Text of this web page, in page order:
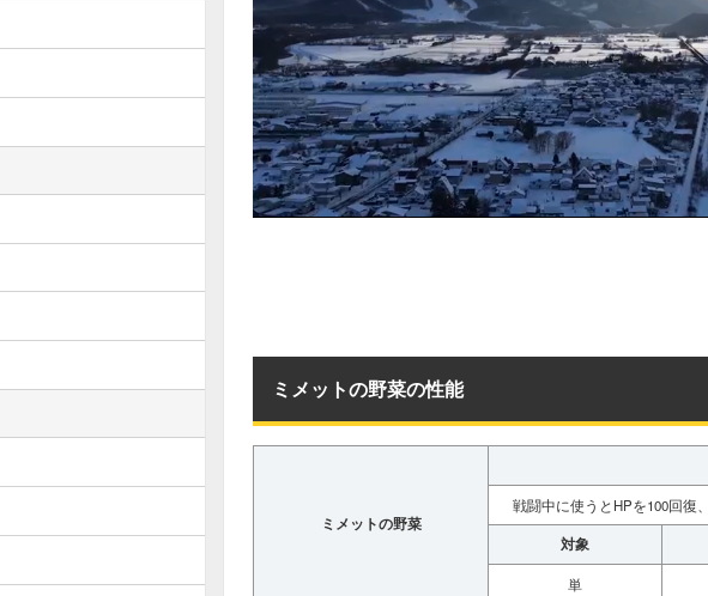
ミメットの野菜の性能
ミメットの野菜
戦闘中に使うとHPを100回復
対象
単